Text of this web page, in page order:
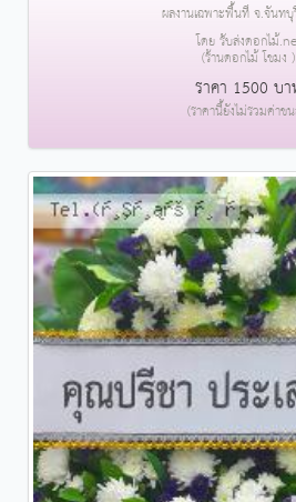
ผลงานเฉพาะพื้นที่ จ.จันทบุ
โดย รับส่งดอกไม้
(ร้านดอกไม้ โขมง )
ราคา 1500 บ
(ราคานี้ยังไม่รวมค่าข